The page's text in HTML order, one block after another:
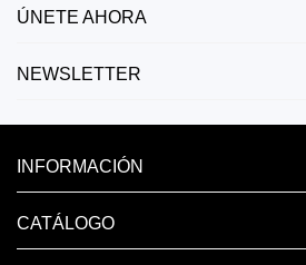
ÚNETE AHORA
NEWSLETTER
INFORMACIÓN
CATÁLOGO